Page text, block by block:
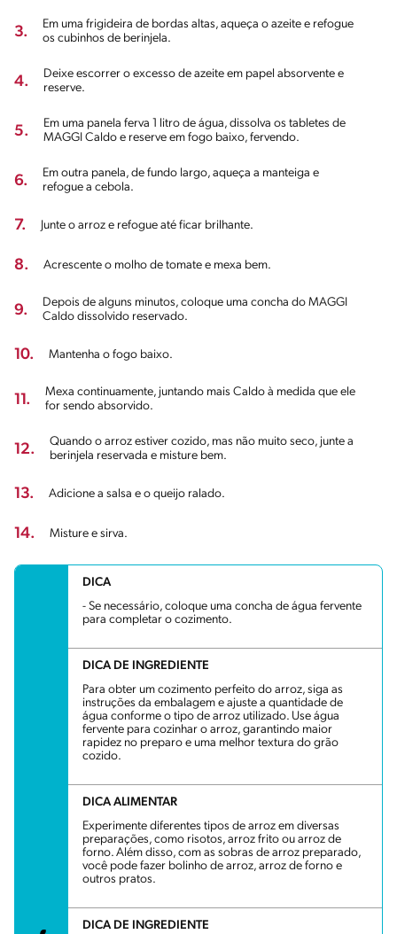
3.
Em uma frigideira de bordas altas, aqueça o azeite e refogue
os cubinhos de berinjela.
4.
Deixe escorrer o excesso de azeite em papel absorvente e
reserve.
5.
Em uma panela ferva 1 litro de água, dissolva os tabletes de
MAGGI Caldo e reserve em fogo baixo, fervendo.
6.
Em outra panela, de fundo largo, aqueça a manteiga e
refogue a cebola.
7. Junte o arroz e refogue até ficar brilhante.
8. Acrescente o molho de tomate e mexa bem.
9.
Depois de alguns minutos, coloque uma concha do MAGGI
Caldo dissolvido reservado.
10. Mantenha o fogo baixo.
11.
Mexa continuamente, juntando mais Caldo à medida que ele
for sendo absorvido.
12.
Quando o arroz estiver cozido, mas não muito seco, junte a
berinjela reservada e misture bem.
13. Adicione a salsa e o queijo ralado.
14. Misture e sirva.
DICA
- Se necessário, coloque uma concha de água fervente
para completar o cozimento.
DICA DE INGREDIENTE
Para obter um cozimento perfeito do arroz, siga as
instruções da embalagem e ajuste a quantidade de
água conforme o tipo de arroz utilizado. Use água
fervente para cozinhar o arroz, garantindo maior
rapidez no preparo e uma melhor textura do grão
cozido.
DICA ALIMENTAR
Experimente diferentes tipos de arroz em diversas
preparações, como risotos, arroz frito ou arroz de
forno. Além disso, com as sobras de arroz preparado,
você pode fazer bolinho de arroz, arroz de forno e
outros pratos.
DICA DE INGREDIENTE